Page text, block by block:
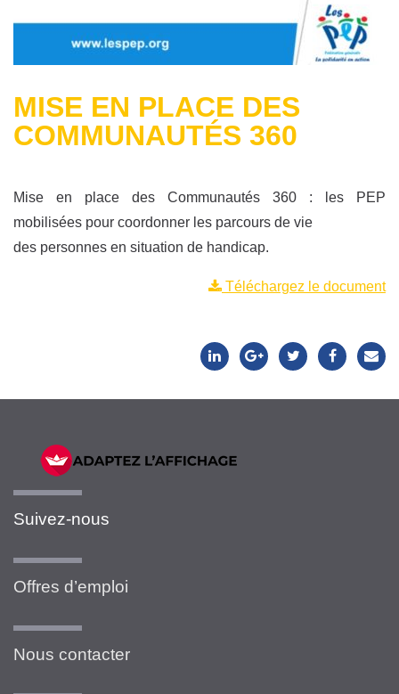
MISE EN PLACE DES
COMMUNAUTÉS 360
Mise en place des Communautés 360 : les PEP
mobilisées pour coordonner les parcours de vie
des personnes en situation de handicap.
Téléchargez le document
Suivez-nous
Offres d’emploi
Nous contacter